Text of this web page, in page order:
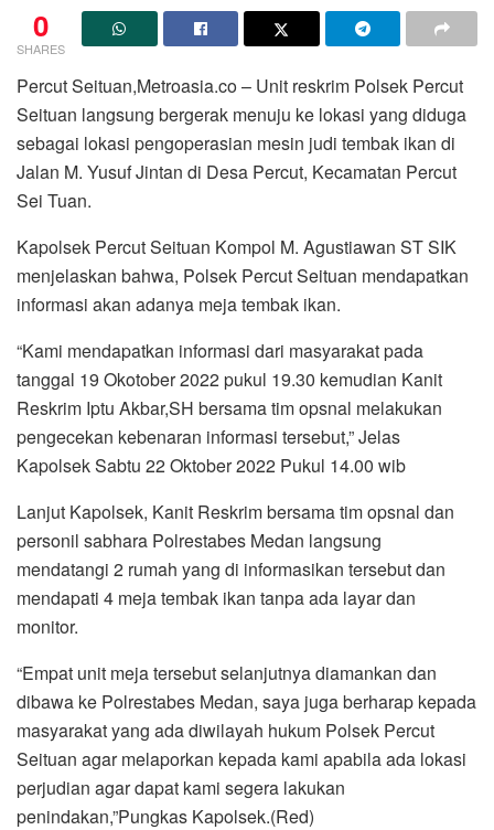
0
SHARES
Percut Seituan,Metroasia.co – Unit reskrim Polsek Percut
Seituan langsung bergerak menuju ke lokasi yang diduga
sebagai lokasi pengoperasian mesin judi tembak ikan di
Jalan M. Yusuf Jintan di Desa Percut, Kecamatan Percut
Sei Tuan.
Kapolsek Percut Seituan Kompol M. Agustiawan ST SIK
menjelaskan bahwa, Polsek Percut Seituan mendapatkan
informasi akan adanya meja tembak ikan.
“Kami mendapatkan informasi dari masyarakat pada
tanggal 19 Okotober 2022 pukul 19.30 kemudian Kanit
Reskrim Iptu Akbar,SH bersama tim opsnal melakukan
pengecekan kebenaran informasi tersebut,” Jelas
Kapolsek Sabtu 22 Oktober 2022 Pukul 14.00 wib
Lanjut Kapolsek, Kanit Reskrim bersama tim opsnal dan
personil sabhara Polrestabes Medan langsung
mendatangi 2 rumah yang di informasikan tersebut dan
mendapati 4 meja tembak ikan tanpa ada layar dan
monitor.
“Empat unit meja tersebut selanjutnya diamankan dan
dibawa ke Polrestabes Medan, saya juga berharap kepada
masyarakat yang ada diwilayah hukum Polsek Percut
Seituan agar melaporkan kepada kami apabila ada lokasi
perjudian agar dapat kami segera lakukan
penindakan,”Pungkas Kapolsek.(Red)